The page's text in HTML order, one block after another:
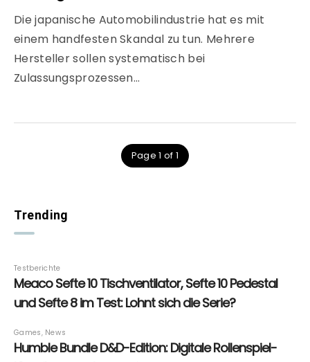
Die japanische Automobilindustrie hat es mit
einem handfesten Skandal zu tun. Mehrere
Hersteller sollen systematisch bei
Zulassungsprozessen…
Page 1 of 1
Trending